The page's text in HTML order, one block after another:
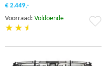
Voeg
€ 2.449,-
Voorraad: Voldoende